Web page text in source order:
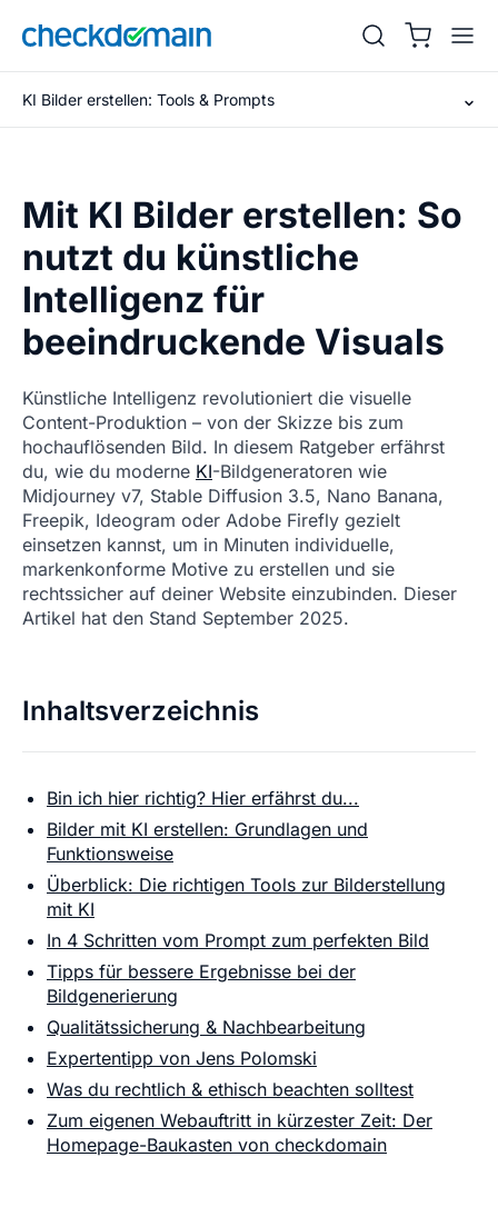
KI Bilder erstellen: Tools & Prompts
Mit KI Bilder erstellen: So
nutzt du künstliche
Intelligenz für
beeindruckende Visuals
Künstliche Intelligenz revolutioniert die visuelle
Content-Produktion – von der Skizze bis zum
hochauflösenden Bild. In diesem Ratgeber erfährst
du, wie du moderne KI-Bildgeneratoren wie
Midjourney v7, Stable Diffusion 3.5, Nano Banana,
Freepik, Ideogram oder Adobe Firefly gezielt
einsetzen kannst, um in Minuten individuelle,
markenkonforme Motive zu erstellen und sie
rechtssicher auf deiner Website einzubinden. Dieser
Artikel hat den Stand September 2025.
Inhaltsverzeichnis
Bin ich hier richtig? Hier erfährst du...
Bilder mit KI erstellen: Grundlagen und
Funktionsweise
Überblick: Die richtigen Tools zur Bilderstellung
mit KI
In 4 Schritten vom Prompt zum perfekten Bild
Tipps für bessere Ergebnisse bei der
Bildgenerierung
Qualitätssicherung & Nachbearbeitung
Expertentipp von Jens Polomski
Was du rechtlich & ethisch beachten solltest
Zum eigenen Webauftritt in kürzester Zeit: Der
Homepage-Baukasten von checkdomain